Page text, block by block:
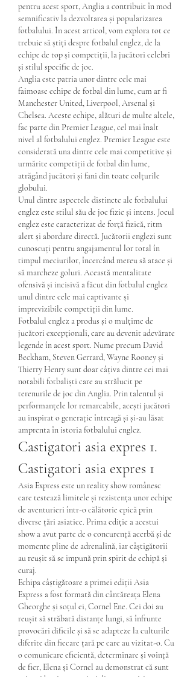
pentru acest sport, Anglia a contribuit în mod
semnificativ la dezvoltarea și popularizarea
fotbalului. În acest articol, vom explora tot ce
trebuie să știți despre fotbalul englez, de la
echipe de top și competiții, la jucători celebri
și stilul specific de joc.
Anglia este patria unor dintre cele mai
faimoase echipe de fotbal din lume, cum ar fi
Manchester United, Liverpool, Arsenal și
Chelsea. Aceste echipe, alături de multe altele,
fac parte din Premier League, cel mai înalt
nivel al fotbalului englez. Premier League este
considerată una dintre cele mai competitive și
urmărite competiții de fotbal din lume,
atrăgând jucători și fani din toate colțurile
globului.
Unul dintre aspectele distincte ale fotbalului
englez este stilul său de joc fizic și intens. Jocul
englez este caracterizat de forță fizică, ritm
alert și abordare directă. Jucătorii englezi sunt
cunoscuți pentru angajamentul lor total în
timpul meciurilor, încercând mereu să atace și
să marcheze goluri. Această mentalitate
ofensivă și incisivă a făcut din fotbalul englez
unul dintre cele mai captivante și
imprevizibile competiții din lume.
Fotbalul englez a produs și o mulțime de
jucători excepționali, care au devenit adevărate
legende în acest sport. Nume precum David
Beckham, Steven Gerrard, Wayne Rooney și
Thierry Henry sunt doar câțiva dintre cei mai
notabili fotbaliști care au strălucit pe
terenurile de joc din Anglia. Prin talentul și
performanțele lor remarcabile, acești jucători
au inspirat o generație întreagă și și-au lăsat
amprenta în istoria fotbalului englez.
Castigatori asia expres 1.
Castigatori asia expres 1
Asia Express este un reality show românesc
care testează limitele și rezistența unor echipe
de aventurieri într-o călătorie epică prin
diverse țări asiatice. Prima ediție a acestui
show a avut parte de o concurență acerbă și de
momente pline de adrenalină, iar câștigătorii
au reușit să se impună prin spirit de echipă și
curaj.
Echipa câștigătoare a primei ediții Asia
Express a fost formată din cântăreața Elena
Gheorghe și soțul ei, Cornel Ene. Cei doi au
reușit să străbată distanțe lungi, să înfrunte
provocări dificile și să se adapteze la culturile
diferite din fiecare țară pe care au vizitat-o. Cu
o comunicare eficientă, determinare și voință
de fier, Elena și Cornel au demonstrat că sunt